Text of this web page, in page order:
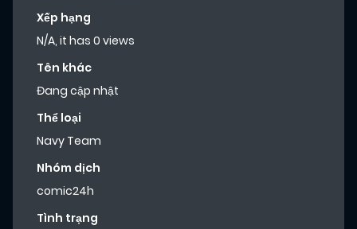
Xếp hạng
N/A, it has 0 views
Tên khác
Đang cập nhật
Thể loại
Navy Team
Nhóm dịch
comic24h
Tình trạng